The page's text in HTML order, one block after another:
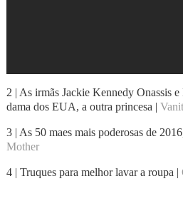
2 | As irmãs Jackie Kennedy Onassis
dama dos EUA, a outra princesa |
3 | As 50 maes mais poderosas de
Mother
4 | Truques para melhor lavar a roupa |